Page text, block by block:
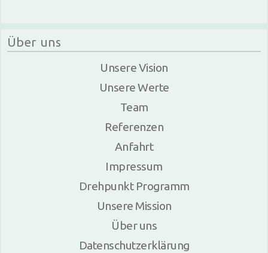
Über uns
Unsere Vision
Unsere Werte
Team
Referenzen
Anfahrt
Impressum
Drehpunkt Programm
Unsere Mission
Über uns
Datenschutzerklärung